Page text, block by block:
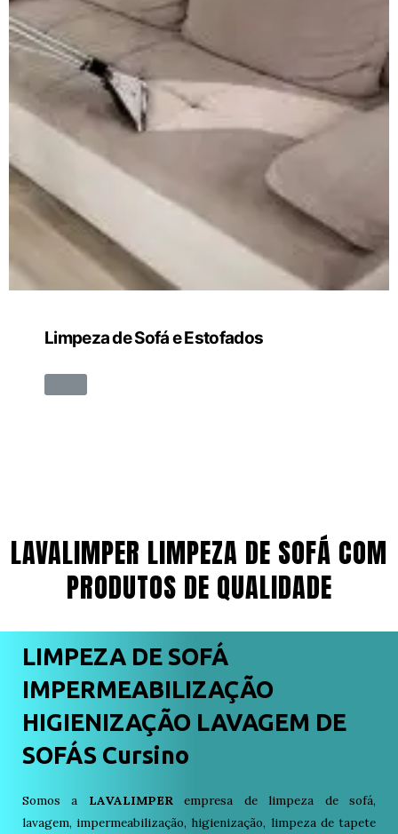
Limpeza de Sofá e Estofados
LAVALIMPER LIMPEZA DE SOFÁ COM
PRODUTOS DE QUALIDADE
LIMPEZA DE SOFÁ
IMPERMEABILIZAÇÃO
HIGIENIZAÇÃO LAVAGEM DE
SOFÁS Cursino
Somos a LAVALIMPERempresa de limpeza de sofá,
lavagem, impermeabilização, higienização, limpeza de tapete